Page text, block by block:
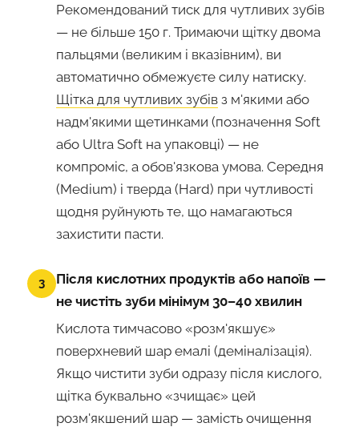
Рекомендований тиск для чутливих зубів
— не більше 150 г. Тримаючи щітку двома
пальцями (великим і вказівним), ви
автоматично обмежуєте силу натиску.
Щітка для чутливих зубів з м'якими або
надм'якими щетинками (позначення Soft
або Ultra Soft на упаковці) — не
компроміс, а обов'язкова умова. Середня
(Medium) і тверда (Hard) при чутливості
щодня руйнують те, що намагаються
захистити пасти.
3
Після кислотних продуктів або напоїв —
не чистіть зуби мінімум 30–40 хвилин
Кислота тимчасово «розм'якшує»
поверхневий шар емалі (деміналізація).
Якщо чистити зуби одразу після кислого,
щітка буквально «зчищає» цей
розм'якшений шар — замість очищення